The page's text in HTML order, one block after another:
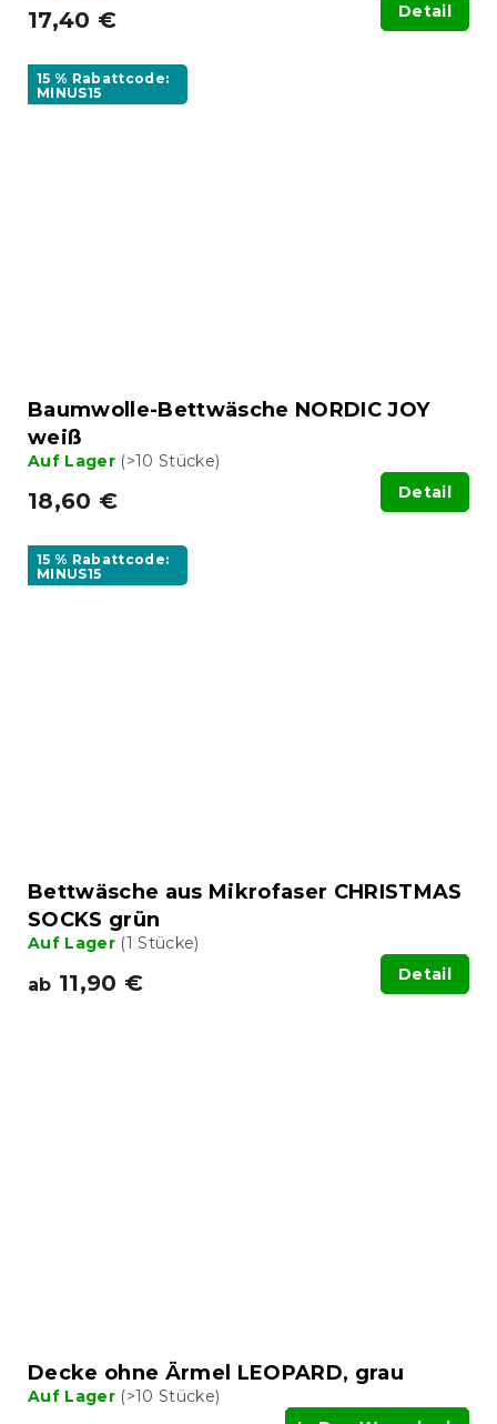
17,40 € Detail
15 % Rabattcode:
MINUS15
Baumwolle-Bettwäsche NORDIC JOY
weiß
Auf Lager (>10 Stücke)
18,60 € Detail
15 % Rabattcode:
MINUS15
Bettwäsche aus Mikrofaser CHRISTMAS
SOCKS grün
Auf Lager (1 Stücke)
ab 11,90 € Detail
Decke ohne Ärmel LEOPARD, grau
Auf Lager (>10 Stücke)